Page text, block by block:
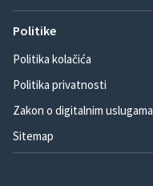
Politike
Politika kolačića
Politika privatnosti
Zakon o digitalnim uslugama
Sitemap